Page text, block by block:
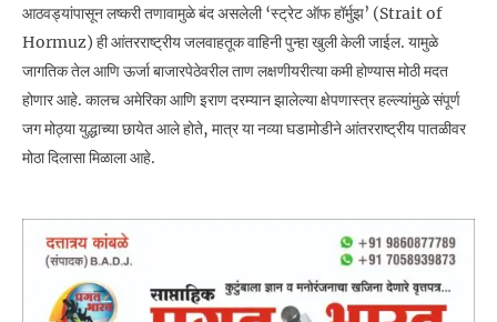
आठवड्यांपासून लष्करी तणावामुळे बंद असलेली ‘स्ट्रेट ऑफ हॉर्मुझ’ (Strait of
Hormuz) ही आंतरराष्ट्रीय जलवाहतूक वाहिनी पुन्हा खुली केली जाईल. यामुळे
जागतिक तेल आणि ऊर्जा बाजारपेठेवरील ताण लक्षणीयरीत्या कमी होण्यास मोठी मदत
होणार आहे. कालच अमेरिका आणि इराण दरम्यान झालेल्या क्षेपणास्त्र हल्ल्यांमुळे संपूर्ण
जग मोठ्या युद्धाच्या छायेत आले होते, मात्र या नव्या घडामोडीने आंतरराष्ट्रीय पातळीवर
मोठा दिलासा मिळाला आहे.